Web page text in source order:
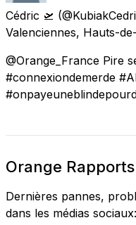
Cédric 🛫
Valenciennes, Hauts-
@Orange_France Pire
#connexiondemerde
Orange
Dernières pannes,
dans les médias sociaux: